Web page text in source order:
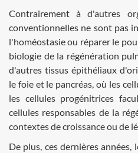
Contrairement à d'autres
conventionnelles ne sont pas
l'homéostasie ou réparer le
biologie de la régénération
d'autres tissus épithéliaux
le foie et le pancréas, où les
les cellules progénitrices
cellules responsables de la
contextes de croissance ou de
De plus, ces dernières